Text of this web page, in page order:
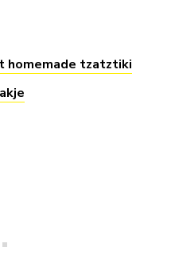
homemade tzatztiki